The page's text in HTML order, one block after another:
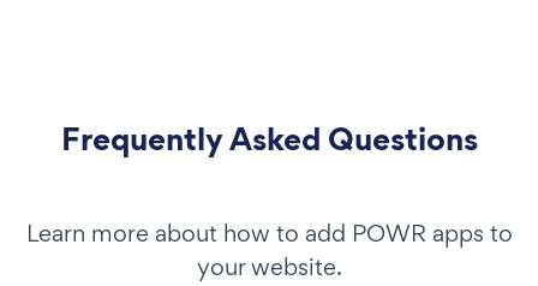
Frequently Asked Questions
Learn more about how to add POWR apps to
your website.